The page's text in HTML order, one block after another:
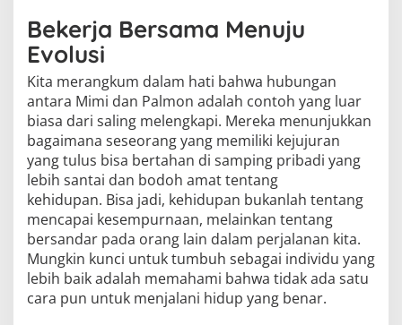
Bekerja Bersama Menuju
Evolusi
Kita merangkum dalam hati bahwa hubungan
antara Mimi dan Palmon adalah contoh yang luar
biasa dari saling melengkapi. Mereka menunjukkan
bagaimana seseorang yang memiliki kejujuran
yang tulus bisa bertahan di samping pribadi yang
lebih santai dan bodoh amat tentang
kehidupan. Bisa jadi, kehidupan bukanlah tentang
mencapai kesempurnaan, melainkan tentang
bersandar pada orang lain dalam perjalanan kita.
Mungkin kunci untuk tumbuh sebagai individu yang
lebih baik adalah memahami bahwa tidak ada satu
cara pun untuk menjalani hidup yang benar.